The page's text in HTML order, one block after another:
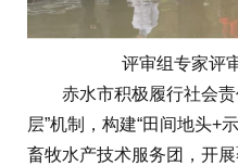
评审组专家评
赤水市积极履行社会责
层”机制，构建“田间地头+
畜牧水产技术服务团，开